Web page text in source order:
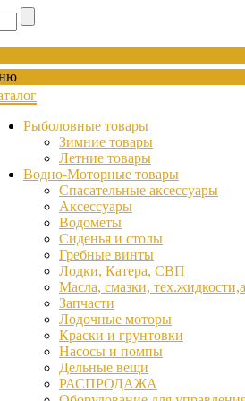
Рыболовные товары
Зимние товары
Летние товары
Водно-Моторные товары
Спасательные аксессуары
Аксессуары
Водометы
Сиденья и столы
Гребные винты
Лодки, Катера, СВП
Масла, смазки,
Запчасти
Лодочные моторы
Краски и грунтовки
Насосы и помпы
Дельные вещи
РАСПРОДАЖА